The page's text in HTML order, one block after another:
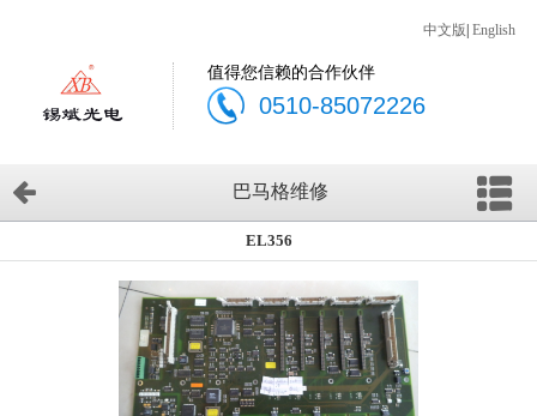
中文版 |English
值得您信赖的合作伙伴
0510-85072226
巴马格维修
EL356